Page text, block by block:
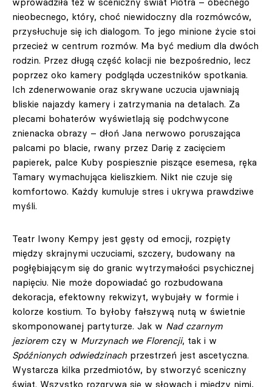
nieobecnego, który, choć niewidoczny dla rozmówców,
przysłuchuje się ich dialogom. To jego minione życie stoi
przecież w centrum rozmów. Ma być medium dla dwóch
rodzin. Przez długą część kolacji nie bezpośrednio, lecz
poprzez oko kamery podgląda uczestników spotkania.
Ich zdenerwowanie oraz skrywane uczucia ujawniają
bliskie najazdy kamery i zatrzymania na detalach. Za
plecami bohaterów wyświetlają się podchwycone
znienacka obrazy – dłoń Jana nerwowo poruszająca
palcami po blacie, rwany przez Darię z zacięciem
papierek, palce Kuby pospiesznie piszące esemesa, ręka
Tamary wymachująca kieliszkiem. Nikt nie czuje się
komfortowo. Każdy kumuluje stres i ukrywa prawdziwe
myśli.
Teatr Iwony Kempy jest gęsty od emocji, rozpięty
między skrajnymi uczuciami, szczery, budowany na
pogłębiającym się do granic wytrzymałości psychicznej
napięciu. Nie może dopowiadać go rozbudowana
dekoracja, efektowny rekwizyt, wybujały w formie i
kolorze kostium. To byłoby fałszywą nutą w świetnie
skomponowanej partyturze. Jak w Nad czarnym
jeziorem czy w Murzynach we Florencji, tak i w
Spóźnionych odwiedzinach przestrzeń jest ascetyczna.
Wystarcza kilka przedmiotów, by stworzyć sceniczny
świat. Wszystko rozgrywa się w słowach i między nimi,